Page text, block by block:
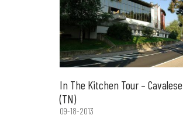
In The Kitchen Tour – Cavalese
(TN)
09-18-2013